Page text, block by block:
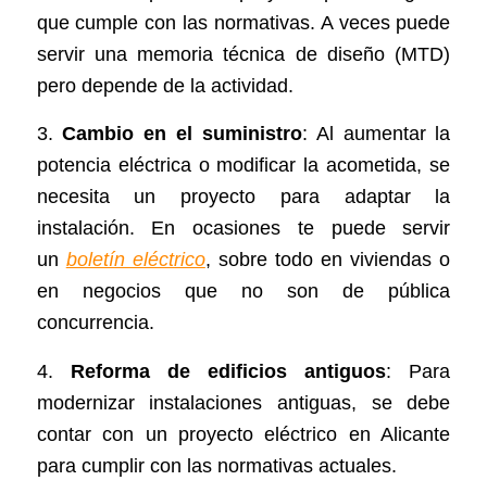
que cumple con las normativas. A veces puede
servir una memoria técnica de diseño (MTD)
pero depende de la actividad.
3.Cambio en el suministro: Al aumentar la
potencia eléctrica o modificar la acometida, se
necesita un proyecto para adaptar la
instalación. En ocasiones te puede servir
un boletín eléctrico, sobre todo en viviendas o
en negocios que no son de pública
concurrencia.
4. Reforma de edificios antiguos: Para
modernizar instalaciones antiguas, se debe
contar con un proyecto eléctrico en Alicante
para cumplir con las normativas actuales.